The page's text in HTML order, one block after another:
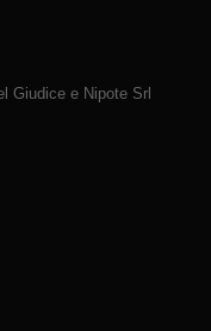
Giudice e Nipote Srl